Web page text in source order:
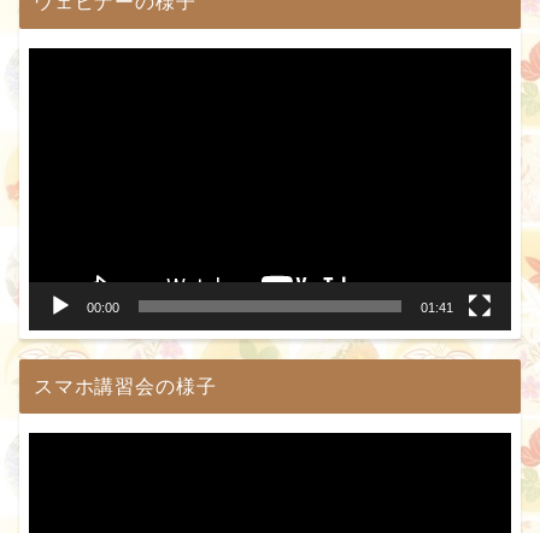
00:00 01:41
スマホ講習会の様子